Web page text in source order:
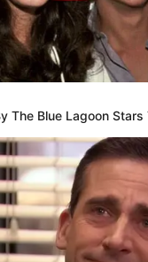
The Blue Lagoon Stars